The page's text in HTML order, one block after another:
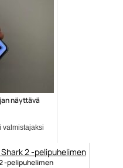
näyttävä
valmistajaksi
-pelipuhelimen